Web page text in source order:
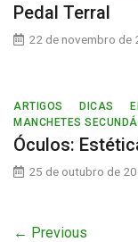
Pedal Terral
22 de novembro de
ARTIGOS DICAS
MANCHETES
Óculos:
25 de outubro de
← Previous